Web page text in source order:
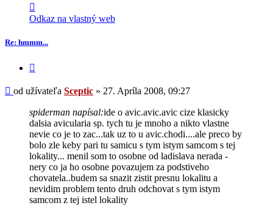
informácie
užívateľa
Sceptic
Odkaz na vlastný web
Re: hmmm...
Príspevok
od užívateľa Sceptic » 27. Apríla 2008, 09:27
spiderman napísal:ide o avic.avic.avic cize klasicky
dalsia avicularia sp. tych tu je mnoho a nikto vlastne
nevie co je to zac...tak uz to u avic.chodi....ale preco by
bolo zle keby pari tu samicu s tym istym samcom s tej
lokality... menil som to osobne od ladislava nerada -
nery co ja ho osobne povazujem za podstiveho
chovatela..budem sa snazit zistit presnu lokalitu a
nevidim problem tento druh odchovat s tym istym
samcom z tej istel lokality